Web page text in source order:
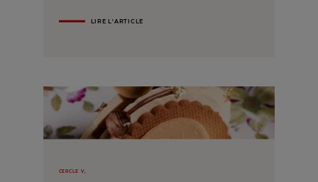
LIRE L'ARTICLE
CERCLE V,